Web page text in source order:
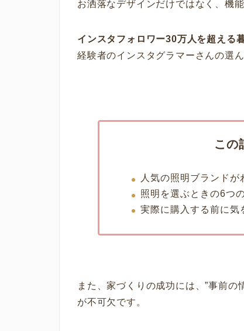
お洒落なデザインだけではなく、機
インスタフォロワー30万人を超える
経験者のインスタグラマーさんの選
この
人気の照明ブランドが
照明を選ぶときの6つ
実際に購入する前に気
また、家づくりの成功には、”事前の
が不可欠です。